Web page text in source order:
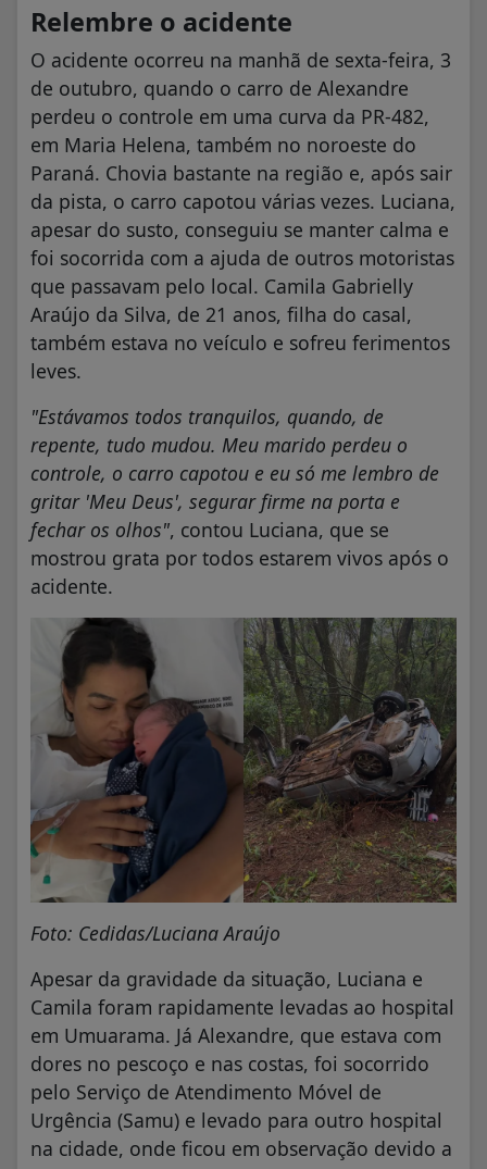
Relembre o acidente
O acidente ocorreu na manhã de sexta-feira, 3
de outubro, quando o carro de Alexandre
perdeu o controle em uma curva da PR-482,
em Maria Helena, também no noroeste do
Paraná. Chovia bastante na região e, após sair
da pista, o carro capotou várias vezes. Luciana,
apesar do susto, conseguiu se manter calma e
foi socorrida com a ajuda de outros motoristas
que passavam pelo local. Camila Gabrielly
Araújo da Silva, de 21 anos, filha do casal,
também estava no veículo e sofreu ferimentos
leves.
"Estávamos todos tranquilos, quando, de
repente, tudo mudou. Meu marido perdeu o
controle, o carro capotou e eu só me lembro de
gritar 'Meu Deus', segurar firme na porta e
fechar os olhos", contou Luciana, que se
mostrou grata por todos estarem vivos após o
acidente.
Foto: Cedidas/Luciana Araújo
Apesar da gravidade da situação, Luciana e
Camila foram rapidamente levadas ao hospital
em Umuarama. Já Alexandre, que estava com
dores no pescoço e nas costas, foi socorrido
pelo Serviço de Atendimento Móvel de
Urgência (Samu) e levado para outro hospital
na cidade, onde ficou em observação devido a